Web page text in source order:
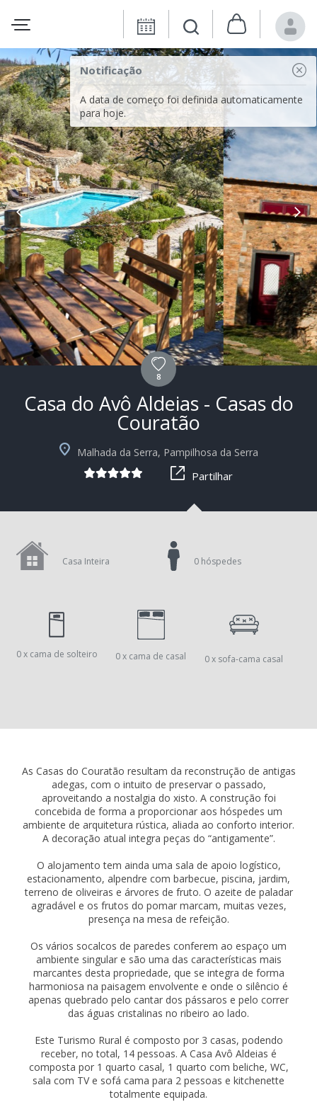
Notificação
A data de começo foi definida automaticamente
para hoje.
+9
8
Casa do Avô Aldeias - Casas do
Couratão
Malhada da Serra, Pampilhosa da Serra
Partilhar
Casa Inteira
0 x cama de solteiro 0 x cama de casal 0 x sofa-cama casal
0 hóspedes
As Casas do Couratão resultam da reconstrução de antigas
adegas, com o intuito de preservar o passado,
aproveitando a nostalgia do xisto. A construção foi
concebida de forma a proporcionar aos hóspedes um
ambiente de arquitetura rústica, aliada ao conforto interior.
A decoração atual integra peças do “antigamente”.
O alojamento tem ainda uma sala de apoio logístico,
estacionamento, alpendre com barbecue, piscina, jardim,
terreno de oliveiras e árvores de fruto. O azeite de paladar
agradável e os frutos do pomar marcam, muitas vezes,
presença na mesa de refeição.
Os vários socalcos de paredes conferem ao espaço um
ambiente singular e são uma das características mais
marcantes desta propriedade, que se integra de forma
harmoniosa na paisagem envolvente e onde o silêncio é
apenas quebrado pelo cantar dos pássaros e pelo correr
das águas cristalinas no ribeiro ao lado.
Este Turismo Rural é composto por 3 casas, podendo
receber, no total, 14 pessoas. A Casa Avô Aldeias é
composta por 1 quarto casal, 1 quarto com beliche, WC,
sala com TV e sofá cama para 2 pessoas e kitchenette
totalmente equipada.